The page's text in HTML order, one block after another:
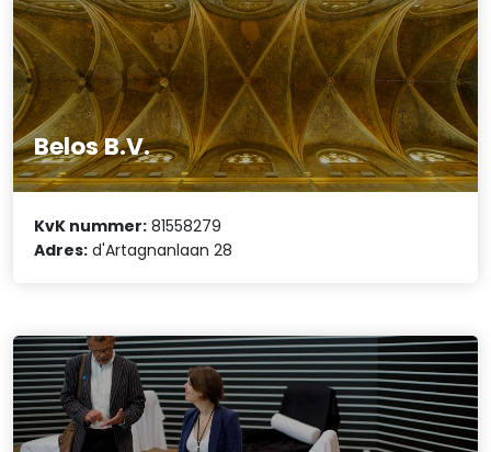
Belos B.V.
KvK nummer: 81558279
Adres: d'Artagnanlaan 28